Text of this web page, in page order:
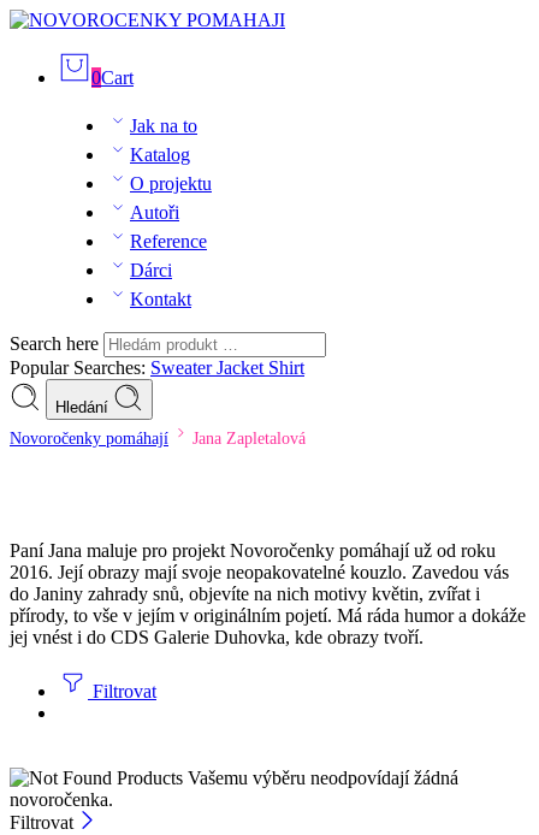
0Cart
Jak na to
Katalog
O projektu
Autoři
Reference
Dárci
Kontakt
Search here
Popular Searches: SweaterJacket Shirt
Hledání
Novoročenky pomáhají Jana Zapletalová
Paní Jana maluje pro projekt Novoročenky pomáhají už od roku
2016. Její obrazy mají svoje neopakovatelné kouzlo. Zavedou vás
do Janiny zahrady snů, objevíte na nich motivy květin, zvířat i
přírody, to vše v jejím v originálním pojetí. Má ráda humor a dokáže
jej vnést i do CDS Galerie Duhovka, kde obrazy tvoří.
Filtrovat
Vašemu výběru neodpovídají žádná
novoročenka.
Filtrovat